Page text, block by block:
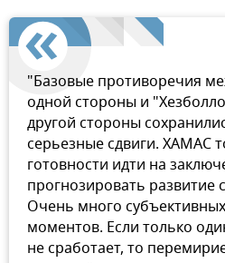
"Базовые противоречия
одной стороны и
другой стороны
серьезные сдвиги. ХАМАС
готовности идти на
прогнозировать развитие
Очень много
моментов. Если только
не сработает, то